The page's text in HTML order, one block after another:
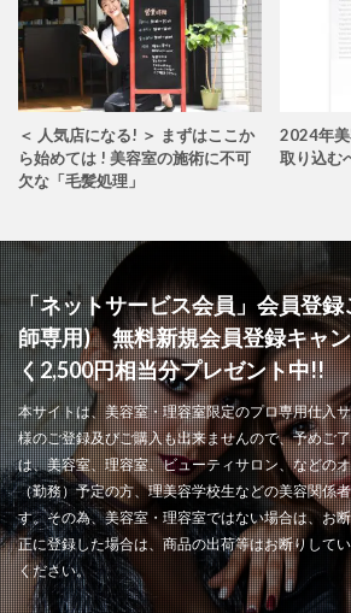
＜ 人気店になる! ＞ まずはここか
ら始めては ! 美容室の施術に不可
欠な「毛髪処理」
2024年美
取り込む
「ネットサービス会員」会員
師専用) 無料新規会員登録キャ
く2,500円相当分プレゼント中!!
本サイトは、美容室・理容室限定のプロ専用仕入
様のご登録及びご購入も出来ませんので、予めご
は、美容室、理容室、ビューティサロン、などの
（勤務）予定の方、理美容学校生などの美容関係
す。その為、美容室・理容室ではない場合は、お
正に登録した場合は、商品の出荷等はお断りして
ください。